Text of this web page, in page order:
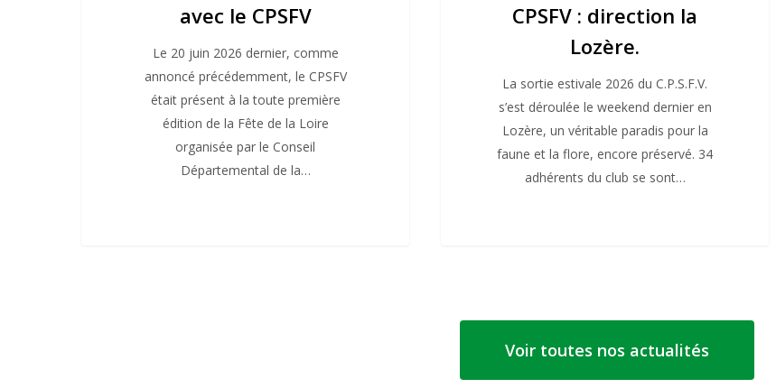
avec le CPSFV
Le 20 juin 2026 dernier, comme
annoncé précédemment, le CPSFV
était présent à la toute première
édition de la Fête de la Loire
organisée par le Conseil
Départemental de la…
CPSFV : direction la
Lozère.
La sortie estivale 2026 du C.P.S.F.V.
s’est déroulée le weekend dernier en
Lozère, un véritable paradis pour la
faune et la flore, encore préservé. 34
adhérents du club se sont…
Voir toutes nos actualités